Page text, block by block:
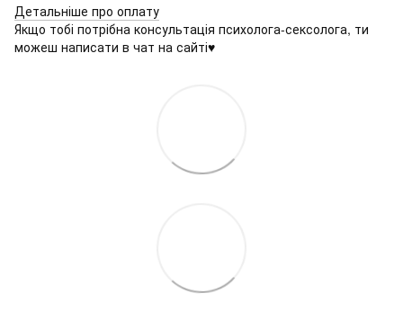
Детальніше про оплату
Якщо тобі потрібна консультація психолога-сексолога, ти
можеш написати в чат на сайті♥